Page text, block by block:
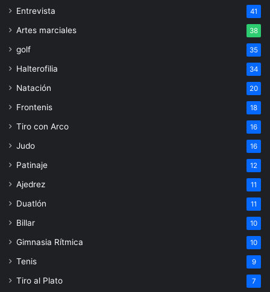
Entrevista 41
Artes marciales 38
golf 35
Halterofilia 34
Natación 20
Frontenis 18
Tiro con Arco 16
Judo 16
Patinaje 12
Ajedrez 11
Duatlón 11
Billar 10
Gimnasia Rítmica 10
Tenis 9
Tiro al Plato 7